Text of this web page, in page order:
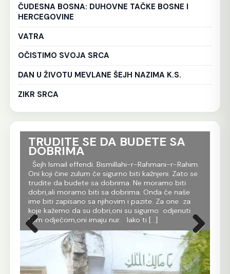
ČUDESNA BOSNA: DUHOVNE TAČKE BOSNE I
HERCEGOVINE
VATRA
OČISTIMO SVOJA SRCA
DAN U ŽIVOTU MEVLANE ŠEJH NAZIMA K.S.
ZIKR SRCA
TRUDITE SE DA BUDETE SA
DOBRIMA
Šejh Ismail effendi. Bismillahi-r-Rahmani-r-Rahim.
Oni koji čine zulum će sigurno biti kažnjeni. Zato se
trudite da budete sa dobrima. Ne moramo biti
dobri,ali moramo biti sa dobrima. Onda će naše
ime biti zapisano sa njihovim i pazite. Za one za
koje kažemo da su dobri,oni su sigurno odjenuti
tom odjećom,oni imaju nur. Iako ti […]
Prethodna Sljedeća